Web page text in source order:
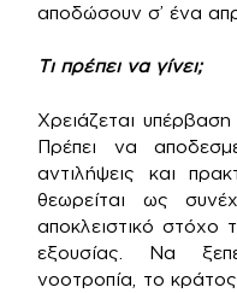
αποδώσουν σ’ ένα
Τι πρέπει να γίνει;
Χρειάζεται υπέρβαση
Πρέπει να
αντιλήψεις και
θεωρείται ως
αποκλειστικό στόχο
εξουσίας. Να
νοοτροπία, το